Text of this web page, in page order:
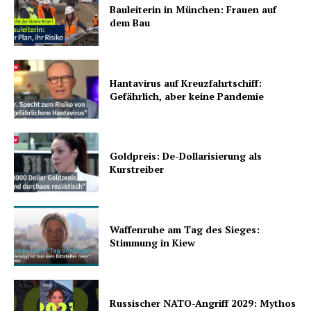
Bauleiterin in München: Frauen auf
dem Bau
Hantavirus auf Kreuzfahrtschiff:
Gefährlich, aber keine Pandemie
Goldpreis: De-Dollarisierung als
Kurstreiber
Waffenruhe am Tag des Sieges:
Stimmung in Kiew
Russischer NATO-Angriff 2029: Mythos